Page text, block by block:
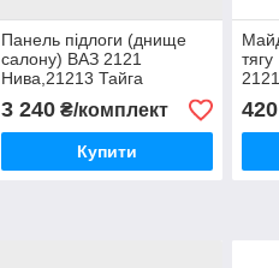
Панель підлоги (днище
салону) ВАЗ 2121
Нива,21213 Тайга
3 240₴/комплект
Купити
420